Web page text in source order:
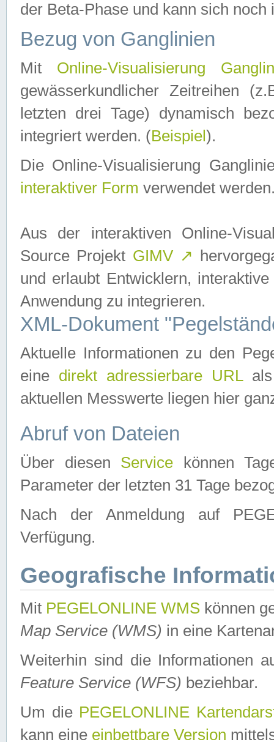
der Beta-Phase und kann sich noch
Bezug von Ganglinien
Mit Online-Visualisierung
gewässerkundlicher Zeitreihen
letzten drei Tage) dynamisch
integriert werden. (Beispiel ).
Die Online-Visualisierung
interaktiver Form verwendet
Aus der interaktiven Online-
Source Projekt GIMV ↗
und erlaubt Entwicklern,
Anwendung zu integrieren.
XML-Dokument
Aktuelle Informationen zu den
eine direkt adressierbare URLals
aktuellen Messwerte liegen hier
Abruf von Dateien
Über diesen Service können
Parameter der letzten 31 Tage
Nach der Anmeldung auf
Verfügung.
Geografische
Mit PEGELONLINE WMS können
Map Service (WMS) in eine
Weiterhin sind die Informationen
Feature Service (WFS) beziehbar.
Um die PEGELONLINE
kann eine einbettbare Version